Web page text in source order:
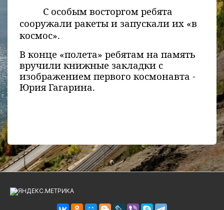
С особым восторгом ребята
сооружали ракеты и запускали их «в
космос».
В конце «полета» ребятам на память
вручили книжные закладки с
изображением первого космонавта -
Юрия Гагарина.